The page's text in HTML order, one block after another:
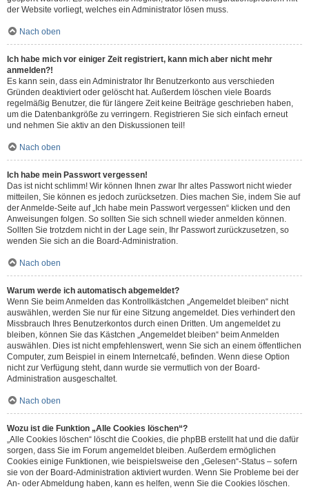
der Website vorliegt, welches ein Administrator lösen muss.
Nach oben
Ich habe mich vor einiger Zeit registriert, kann mich aber nicht mehr
anmelden?!
Es kann sein, dass ein Administrator Ihr Benutzerkonto aus verschieden
Gründen deaktiviert oder gelöscht hat. Außerdem löschen viele Boards
regelmäßig Benutzer, die für längere Zeit keine Beiträge geschrieben haben,
um die Datenbankgröße zu verringern. Registrieren Sie sich einfach erneut
und nehmen Sie aktiv an den Diskussionen teil!
Nach oben
Ich habe mein Passwort vergessen!
Das ist nicht schlimm! Wir können Ihnen zwar Ihr altes Passwort nicht wieder
mitteilen, Sie können es jedoch zurücksetzen. Dies machen Sie, indem Sie auf
der Anmelde-Seite auf „Ich habe mein Passwort vergessen“ klicken und den
Anweisungen folgen. So sollten Sie sich schnell wieder anmelden können.
Sollten Sie trotzdem nicht in der Lage sein, Ihr Passwort zurückzusetzen, so
wenden Sie sich an die Board-Administration.
Nach oben
Warum werde ich automatisch abgemeldet?
Wenn Sie beim Anmelden das Kontrollkästchen „Angemeldet bleiben“ nicht
auswählen, werden Sie nur für eine Sitzung angemeldet. Dies verhindert den
Missbrauch Ihres Benutzerkontos durch einen Dritten. Um angemeldet zu
bleiben, können Sie das Kästchen „Angemeldet bleiben“ beim Anmelden
auswählen. Dies ist nicht empfehlenswert, wenn Sie sich an einem öffentlichen
Computer, zum Beispiel in einem Internetcafé, befinden. Wenn diese Option
nicht zur Verfügung steht, dann wurde sie vermutlich von der Board-
Administration ausgeschaltet.
Nach oben
Wozu ist die Funktion „Alle Cookies löschen“?
„Alle Cookies löschen“ löscht die Cookies, die phpBB erstellt hat und die dafür
sorgen, dass Sie im Forum angemeldet bleiben. Außerdem ermöglichen
Cookies einige Funktionen, wie beispielsweise den „Gelesen“-Status – sofern
sie von der Board-Administration aktiviert wurden. Wenn Sie Probleme bei der
An- oder Abmeldung haben, kann es helfen, wenn Sie die Cookies löschen.